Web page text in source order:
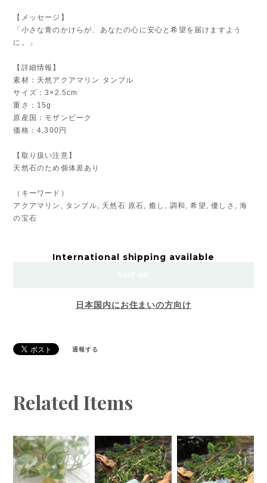
【メッセージ】
「小さな青のかけらが、あなたの心に安心と希望を届けますよう
に。」
【詳細情報】
素材：天然アクアマリン タンブル
サイズ：3×2.5cm
重さ：15g
原産国：モザンビーク
価格：4,300円
【取り扱い注意】
天然石のため個体差あり
（キーワード）
アクアマリン, タンブル, 天然石 原石, 癒し, 調和, 希望, 優しさ, 海
の宝石
International shipping available
日本国内にお住まいの方向け
通報する
Related Items